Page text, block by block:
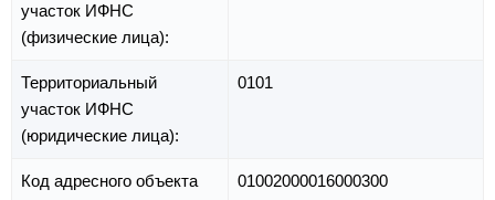
участок ИФНС
(физические лица):
Территориальный
участок ИФНС
(юридические лица):
0101
Код адресного объекта
01002000016000300